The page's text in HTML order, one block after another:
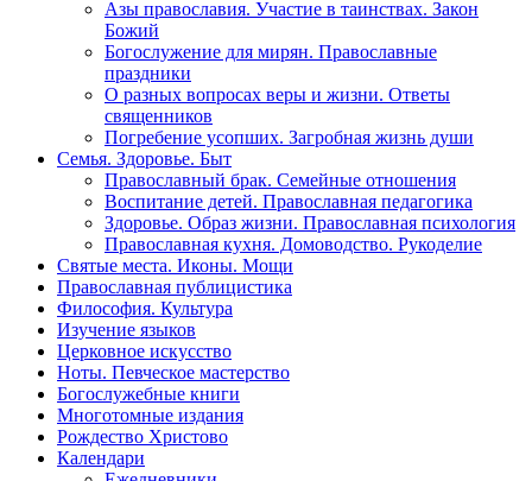
Азы православия. Участие в таинствах. Закон
Божий
Богослужение для мирян. Православные
праздники
О разных вопросах веры и жизни. Ответы
священников
Погребение усопших. Загробная жизнь души
Семья. Здоровье. Быт
Православный брак. Семейные отношения
Воспитание детей. Православная педагогика
Здоровье. Образ жизни. Православная психология
Православная кухня. Домоводство. Рукоделие
Святые места. Иконы. Мощи
Православная публицистика
Философия. Культура
Изучение языков
Церковное искусство
Ноты. Певческое мастерство
Богослужебные книги
Многотомные издания
Рождество Христово
Календари